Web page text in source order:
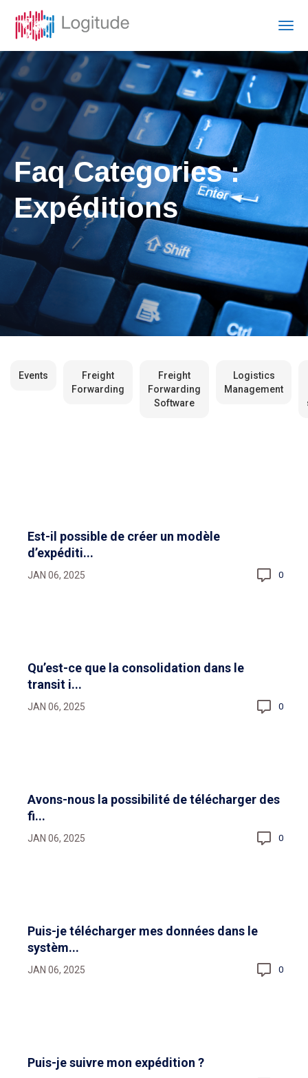
Faq Categories :
Expéditions
Events
Freight
Forwarding
Freight
Forwarding
Software
Logistics
Management
Est-il possible de créer un modèle
d’expéditi...
JAN 06, 2025 0
Qu’est-ce que la consolidation dans le
transit i...
JAN 06, 2025 0
Avons-nous la possibilité de télécharger des
fi...
JAN 06, 2025 0
Puis-je télécharger mes données dans le
systèm...
JAN 06, 2025 0
Puis-je suivre mon expédition ?